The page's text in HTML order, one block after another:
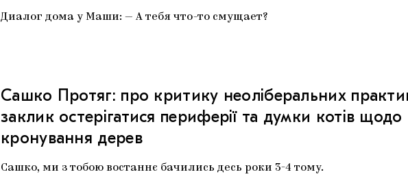
Диалог дома у Маши: — А тебя что-то смущает?
Сашко Протяг: про критику неоліберальних
заклик остерігатися периферії та думки котів щодо
кронування дерев
Сашко, ми з тобою востаннє бачились десь роки 3-4 тому.